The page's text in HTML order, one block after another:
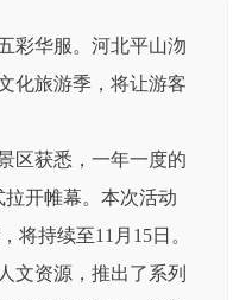
彩华服。河北平山沕
化旅游季，将让游客
区获悉，一年一度的
开帷幕。本次活动
将持续至11月15日。
文资源，推出了系列